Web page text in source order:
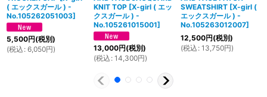
( エックスガール ) -
No.105262051003]
5,500円(税別)
(税込 : 6,050円)
KNIT TOP [X-girl ( エッ
クスガール ) -
No.105261015001]
13,000円(税別)
(税込 : 14,300円)
SWEATSHIRT [X-girl (
エックスガール ) -
No.105263012007]
12,500円(税別)
(税込 : 13,750円)